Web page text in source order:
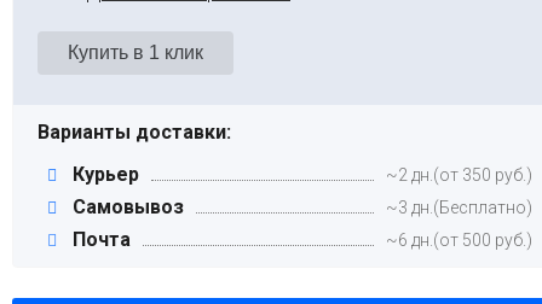
Варианты доставки:
Курьер
~2 дн.(от 350 руб.)
Самовывоз ~3 дн.(Бесплатно)
Почта ~6 дн.(от 500 руб.)